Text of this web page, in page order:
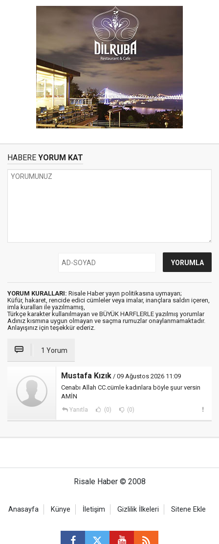
HABERE YORUM KAT
YORUM KURALLARI: Risale Haber yayın politikasına uymayan;
Küfür, hakaret, rencide edici cümleler veya imalar, inançlara saldırı içeren,
imla kuralları ile yazılmamış,
Türkçe karakter kullanılmayan ve BÜYÜK HARFLERLE yazılmış yorumlar
Adınız kısmına uygun olmayan ve saçma rumuzlar onaylanmamaktadır.
Anlayışınız için teşekkür ederiz.
1 Yorum
Mustafa Kızık / 09 Ağustos 2026 11:09
Cenabı Allah CC.cümle kadınlara böyle şuur versin
AMİN
Yanıtla (0) (0)
Risale Haber © 2008
Anasayfa Künye İletişim Gizlilik İlkeleri Sitene Ekle